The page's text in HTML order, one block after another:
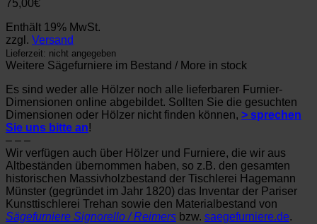
75,00€
Enthält 19% MwSt.
zzgl. Versand
Lieferzeit: nicht angegeben
Weitere Sägefurniere im Bestand / More in stock
Es sind weder alle Hölzer noch alle lieferbaren Furnier-
Dimensionen online abgebildet. Sollten Sie die gesuchten
Dimensionen oder Hölzer nicht finden können, > sprechen
Sie uns bitte an!
– – –
Wir verfügen auch über Hölzer und Furniere, die wir aus
Altbeständen übernommen haben, so z.B. den gesamten
historischen Massivholzbestand der Tischlerei Hagemann
Münster (gegründet im Jahr 1820) das Inventar der Pariser
Kunsttischlerei Trehan sowie den Materialbestand von
Sägefurniere Signorello / Reimers bzw. saegefurniere.de.